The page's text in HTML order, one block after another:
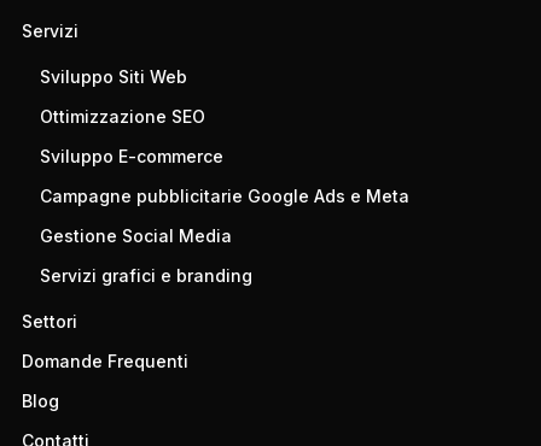
Servizi
Sviluppo Siti Web
Ottimizzazione SEO
Sviluppo E-commerce
Campagne pubblicitarie Google Ads e Meta
Gestione Social Media
Servizi grafici e branding
Settori
Domande Frequenti
Blog
Contatti